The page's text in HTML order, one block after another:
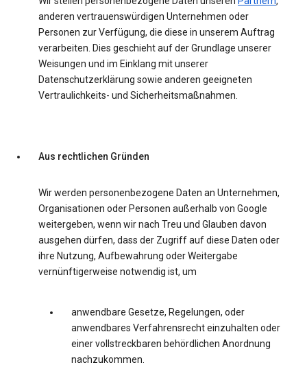
anderen vertrauenswürdigen Unternehmen oder
Personen zur Verfügung, die diese in unserem Auftrag
verarbeiten. Dies geschieht auf der Grundlage unserer
Weisungen und im Einklang mit unserer
Datenschutzerklärung sowie anderen geeigneten
Vertraulichkeits- und Sicherheitsmaßnahmen.
Aus rechtlichen Gründen
Wir werden personenbezogene Daten an Unternehmen,
Organisationen oder Personen außerhalb von Google
weitergeben, wenn wir nach Treu und Glauben davon
ausgehen dürfen, dass der Zugriff auf diese Daten oder
ihre Nutzung, Aufbewahrung oder Weitergabe
vernünftigerweise notwendig ist, um
anwendbare Gesetze, Regelungen, oder
anwendbares Verfahrensrecht einzuhalten oder
einer vollstreckbaren behördlichen Anordnung
nachzukommen.